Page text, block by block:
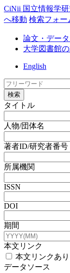
CiNii 国立情報学
へ移動 検索フォー
論文・デー
大学図書館
English
検索
タイトル
人物/団体名
著者ID/研究者番号
所属機関
ISSN
DOI
期間
本文リンク
本文リンクあり
データソース